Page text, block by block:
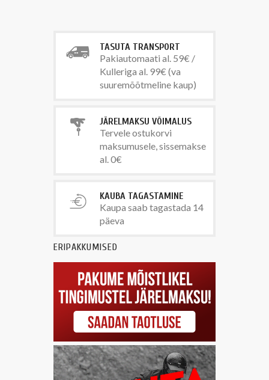
TASUTA TRANSPORT
Pakiautomaati al. 59€ /
Kulleriga al. 99€ (va
suuremõõtmeline kaup)
JÄRELMAKSU VÕIMALUS
Tervele ostukorvi
maksumusele, sissemakse
al. 0€
KAUBA TAGASTAMINE
Kaupa saab tagastada 14
päeva
ERIPAKKUMISED